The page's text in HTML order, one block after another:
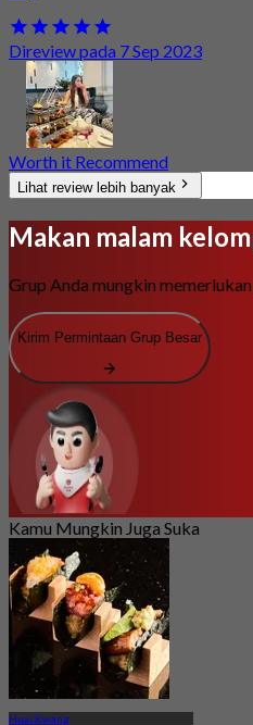
Direview pada 7 Sep 2023
Worth it Recommend
Lihat review lebih banyak
Makan malam
Grup Anda mungkin memerlukan
Kirim Permintaan Grup Besar
Kamu Mungkin Juga Suka
Huai Kwang